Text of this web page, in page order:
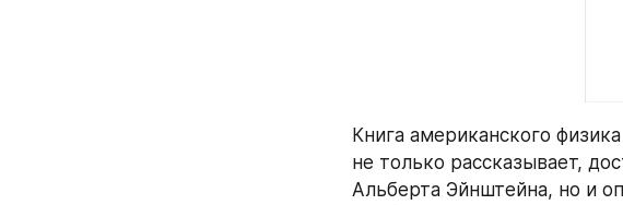
Книга американского
не только рассказывает,
Альберта Эйнштейна, но и